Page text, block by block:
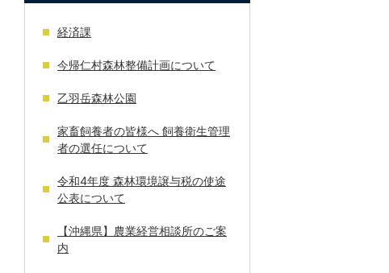
経済課
今帰仁村森林整備計画について
乙羽岳森林公園
家畜飼養者の皆様へ 飼養衛生管理
者の選任について
令和4年度 森林環境譲与税の使途
公表について
【沖縄県】農業経営相談所のご案
内